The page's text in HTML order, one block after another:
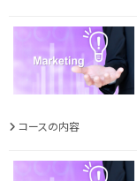
コースの内容